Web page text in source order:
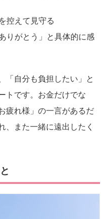
控えて見守る
りがとう」と具体的に感
「自分も負担したい」と
トです。お金だけでな
疲れ様」の一言があるだ
、また一緒に遠出したく